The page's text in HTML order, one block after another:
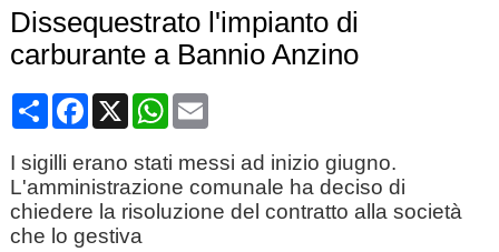
Dissequestrato l'impianto di
carburante a Bannio Anzino
CondividiFacebook
X WhatsApp
Email
I sigilli erano stati messi ad inizio giugno.
L'amministrazione comunale ha deciso di
chiedere la risoluzione del contratto alla società
che lo gestiva